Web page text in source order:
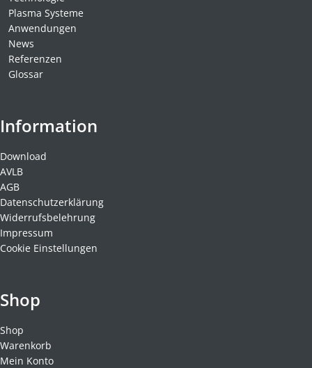
Plasma Systeme
Anwendungen
News
Referenzen
Glossar
Information
Download
AVLB
AGB
Datenschutzerklärung
Widerrufsbelehrung
Impressum
Cookie Einstellungen
Shop
Shop
Warenkorb
Mein Konto